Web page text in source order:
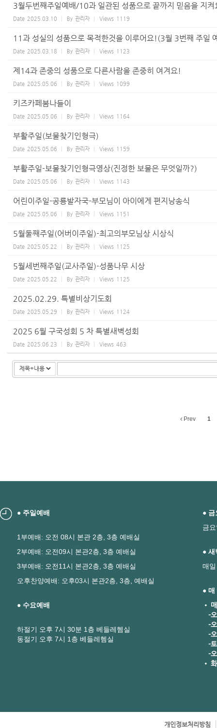
3월두번째주일예배/10과 일관된 성품으로 끝까지 믿음을 지
Date 2025.03.10 By 관리자 Views 1119
11과 성실의 성품으로 목적한것을 이루어요!(3월 3번째 주일
Date 2025.03.18 By 관리자 Views 1123
제14과 존중의 성품으로 다른사람을 존중히 여겨요!
Date 2025.05.06 By 관리자 Views 1099
키즈카페봄나들이
Date 2025.05.06 By 관리자 Views 1164
부활주일(보물찾기인형극)
Date 2025.05.06 By 관리자 Views 1159
부활주일-보물찾기인형극영상(진정한 보물은 무엇일까?)
Date 2025.05.06 By 관리자 Views 1143
어린이주일-공룡발자국-부모님이 아이에게 편지낭송식
Date 2025.05.06 By 관리자 Views 1151
5월둘째주일(어버이주일)-최고의부모님상 시상식
Date 2025.05.22 By 관리자 Views 1125
5월세번째주일(교사주일)-성품나무 시상
Date 2025.05.22 By 관리자 Views 1125
2025.02.29. 특별비상기도회
Date 2025.05.29 By 관리자 Views 1124
2025 6월 구국성회 5 차 특별새벽성회
Date 2025.06.23 By 관리자 Views 463
Prev 1
● 주일예배
1부예배: 오전 08시 본관 2층, 3층 예배실
2부예배: 오전09시 본관2층, 3층 예배실
3부예배: 오전11시 본관2층, 3층 예배실
오후찬양예배: 오후03시 본관2층, 3층, 예배실
● 수요예배
하절기 오후 7시 30분 1층 베들레헴실
동절기 오후 7시 1층 베들레헴실
● 금
금
● 새
매
● 매
•
-오
-오
-오
-토
-오
•
개인정보처리방침